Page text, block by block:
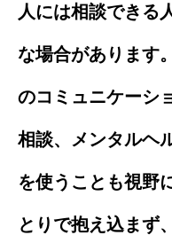
人には相談できる
な場合があります
のコミュニケーシ
相談、メンタルヘ
を使うことも視野
とりで抱え込まず